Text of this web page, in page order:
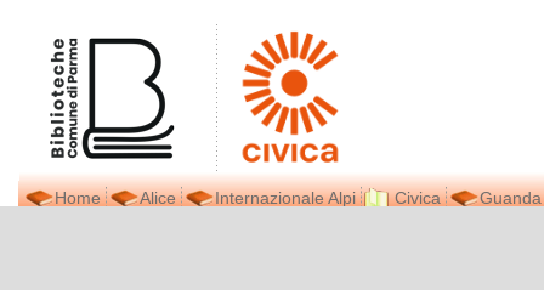
Home Alice Internazionale Alpi Civica Guanda